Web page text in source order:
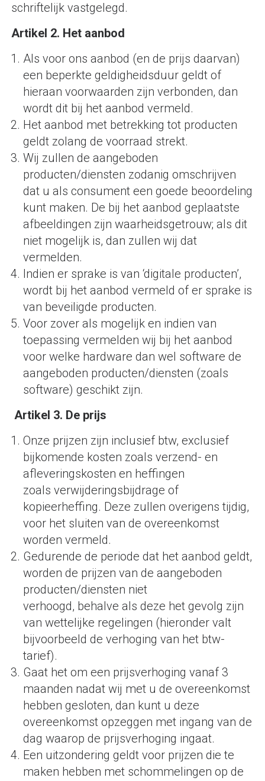
schriftelijk vastgelegd.
Artikel 2. Het aanbod
Als voor ons aanbod (en de prijs daarvan)
een beperkte geldigheidsduur geldt of
hieraan voorwaarden zijn verbonden, dan
wordt dit bij het aanbod vermeld.
Het aanbod met betrekking tot producten
geldt zolang de voorraad strekt.
Wij zullen de aangeboden
producten/diensten zodanig omschrijven
dat u als consument een goede beoordeling
kunt maken. De bij het aanbod geplaatste
afbeeldingen zijn waarheidsgetrouw; als dit
niet mogelijk is, dan zullen wij dat
vermelden.
Indien er sprake is van ‘digitale producten’,
wordt bij het aanbod vermeld of er sprake is
van beveiligde producten.
Voor zover als mogelijk en indien van
toepassing vermelden wij bij het aanbod
voor welke hardware dan wel software de
aangeboden producten/diensten (zoals
software) geschikt zijn.
Artikel 3. De prijs
Onze prijzen zijn inclusief btw, exclusief
bijkomende kosten zoals verzend- en
afleveringskosten en heffingen
zoals verwijderingsbijdrage of
kopieerheffing. Deze zullen overigens tijdig,
voor het sluiten van de overeenkomst
worden vermeld.
Gedurende de periode dat het aanbod geldt,
worden de prijzen van de aangeboden
producten/diensten niet
verhoogd, behalve als deze het gevolg zijn
van wettelijke regelingen (hieronder valt
bijvoorbeeld de verhoging van het btw-
tarief).
Gaat het om een prijsverhoging vanaf 3
maanden nadat wij met u de overeenkomst
hebben gesloten, dan kunt u deze
overeenkomst opzeggen met ingang van de
dag waarop de prijsverhoging ingaat.
Een uitzondering geldt voor prijzen die te
maken hebben met schommelingen op de